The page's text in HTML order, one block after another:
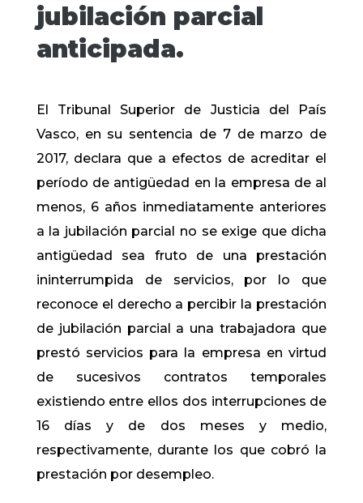
jubilación parcial
anticipada.
El Tribunal Superior de Justicia del País
Vasco, en su sentencia de 7 de marzo de
2017, declara que a efectos de acreditar el
período de antigüedad en la empresa de al
menos, 6 años inmediatamente anteriores
a la jubilación parcial no se exige que dicha
antigüedad sea fruto de una prestación
ininterrumpida de servicios, por lo que
reconoce el derecho a percibir la prestación
de jubilación parcial a una trabajadora que
prestó servicios para la empresa en virtud
de sucesivos contratos temporales
existiendo entre ellos dos interrupciones de
16 días y de dos meses y medio,
respectivamente, durante los que cobró la
prestación por desempleo.​